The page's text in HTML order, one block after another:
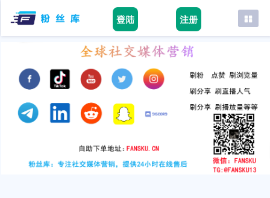
登陆 注册
首页
tiktok
youtube
instagram